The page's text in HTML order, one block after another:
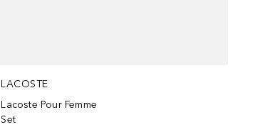
LACOSTE
Lacoste Pour Femme
Set